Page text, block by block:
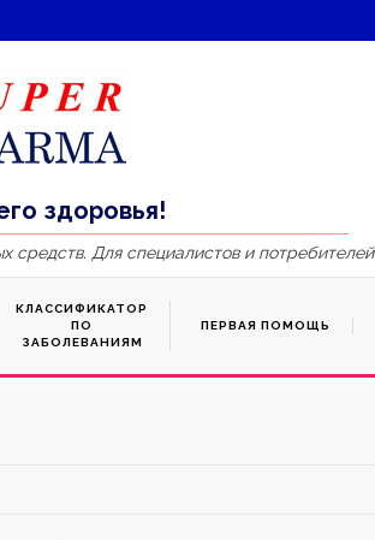
здоровья!
средств. Для специалистов и потребителей
КЛАССИФИКАТОР
ПО
ЗАБОЛЕВАНИЯМ
ПЕРВАЯ ПОМОЩЬ